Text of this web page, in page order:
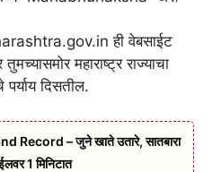
ही वेबसाईट
महाराष्ट्र राज्याचा
दिसतील.
Record – जुने खाते उतारे, सातबारा
1 मिनिटात